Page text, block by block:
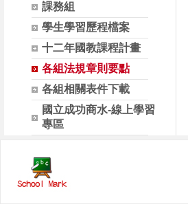
課務組
學生學習歷程檔案
十二年國教課程計畫
各組法規章則要點
各組相關表件下載
國立成功商水-線上學習
專區